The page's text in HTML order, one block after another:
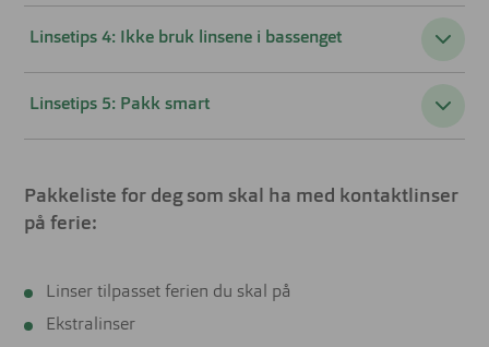
Linsetips 4: Ikke bruk linsene i bassenget
Linsetips 5: Pakk smart
Pakkeliste for deg som skal ha med kontaktlinser
på ferie:
Linser tilpasset ferien du skal på
Ekstralinser